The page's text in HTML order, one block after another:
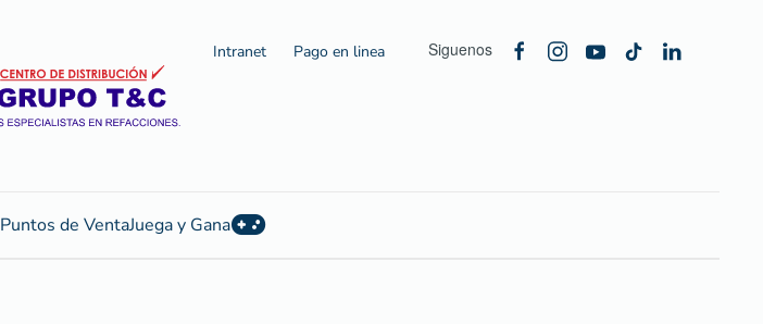
Intranet Pago en linea Siguenos
Puntos de VentaJuega y Gana